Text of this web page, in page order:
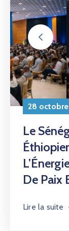
De Paix
Lire la suite